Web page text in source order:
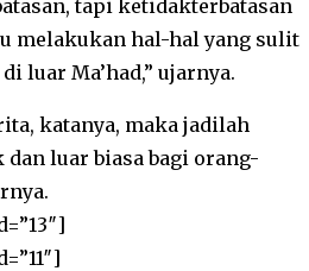
tapi ketidakterbatasan
melakukan hal-hal yang sulit
luar Ma’had,” ujarnya.
katanya, maka jadilah
luar biasa bagi orang-